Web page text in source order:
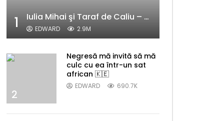
1 Iulia Mihai şi Taraf de Caliu – Alelele sălcioară (@#VedetaPopulară)
EDWARD 2.9M
2
Negresă mă invită să mă
culc cu ea într-un sat
african 🇰🇪
EDWARD 690.7K